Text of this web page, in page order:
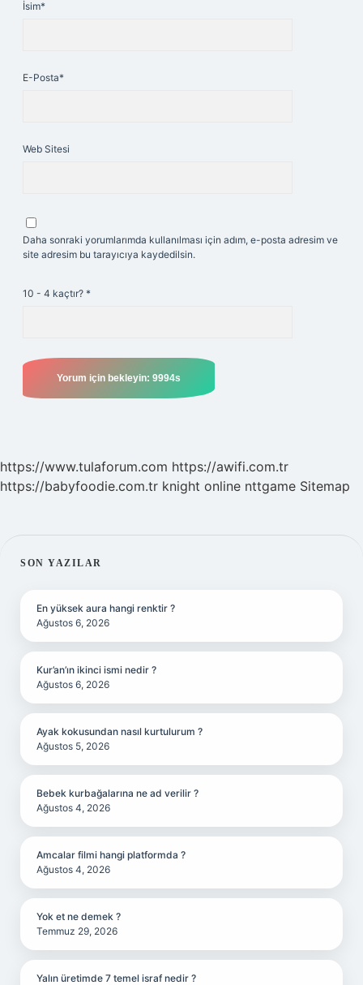
İsim*
E-Posta*
Web Sitesi
Daha sonraki yorumlarımda kullanılması için adım, e-posta adresim ve
site adresim bu tarayıcıya kaydedilsin.
10 - 4 kaçtır? *
https://www.tulaforum.com https://awifi.com.tr
https://babyfoodie.com.tr knight online nttgame Sitemap
SIDEBAR
SON YAZILAR
En yüksek aura hangi renktir ?
Ağustos 6, 2026
Kur’an’ın ikinci ismi nedir ?
Ağustos 6, 2026
Ayak kokusundan nasıl kurtulurum ?
Ağustos 5, 2026
Bebek kurbağalarına ne ad verilir ?
Ağustos 4, 2026
Amcalar filmi hangi platformda ?
Ağustos 4, 2026
Yok et ne demek ?
Temmuz 29, 2026
Yalın üretimde 7 temel israf nedir ?